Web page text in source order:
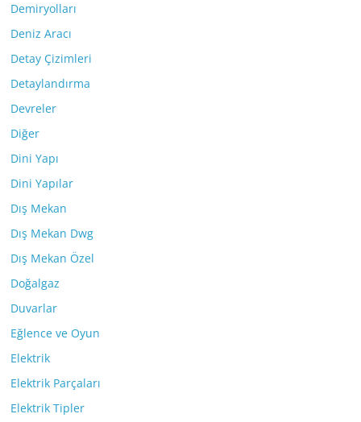
Demiryolları
Deniz Aracı
Detay Çizimleri
Detaylandırma
Devreler
Diğer
Dini Yapı
Dini Yapılar
Dış Mekan
Dış Mekan Dwg
Dış Mekan Özel
Doğalgaz
Duvarlar
Eğlence ve Oyun
Elektrik
Elektrik Parçaları
Elektrik Tipler